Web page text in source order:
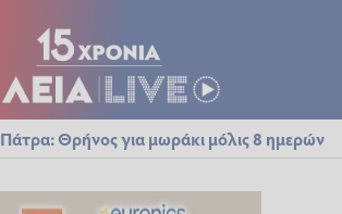
Πάτρα: Θρήνος για μωράκι μόλις 8 ημερών